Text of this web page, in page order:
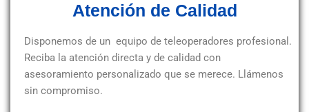
Atención de Calidad
Disponemos de un equipo de teleoperadores profesional.
Reciba la atención directa y de calidad con
asesoramiento personalizado que se merece. Llámenos
sin compromiso.